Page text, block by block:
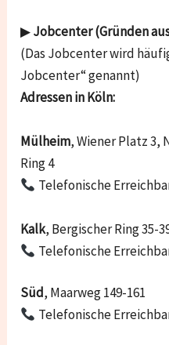
▶Jobcenter (Gründen
(Das Jobcenter wird
Jobcenter“ genannt)
Adressen in Köln:
Mülheim, Wiener Platz 3,
Ring 4
Telefonische
Kalk, Bergischer Ring 35-
Telefonische
Süd, Maarweg 149-161
Telefonische